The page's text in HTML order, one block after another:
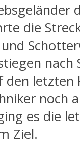
die
nach
den
noch
es die
Ziel.